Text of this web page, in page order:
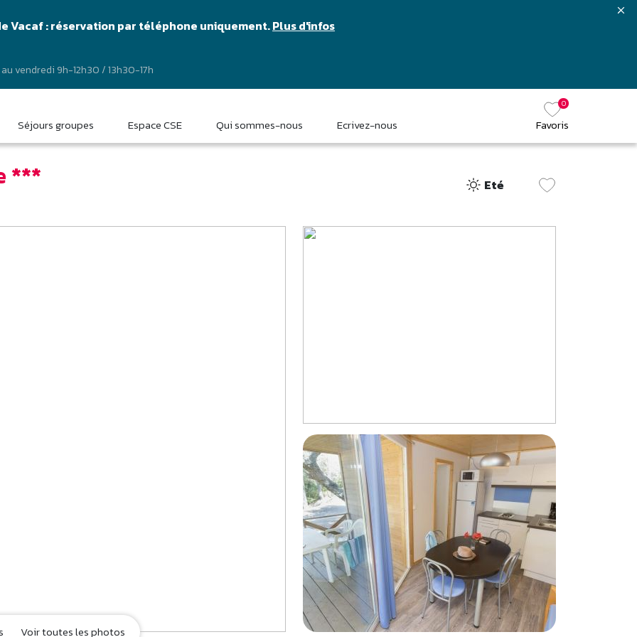
Vacaf : réservation par téléphone uniquement.Plus d'infos
vendredi 9h-12h30 / 13h30-17h
Séjours groupes Espace CSE Qui sommes-nous Ecrivez-nous Favoris
0
*** Eté
Voir toutes les photos